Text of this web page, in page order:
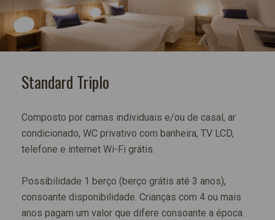
Standard Triplo
Composto por camas individuais e/ou de casal, ar
condicionado, WC privativo com banheira, TV LCD,
telefone e internet Wi-Fi grátis.
Possibilidade 1 berço (berço grátis até 3 anos),
consoante disponibilidade. Crianças com 4 ou mais
anos pagam um valor que difere consoante a época.